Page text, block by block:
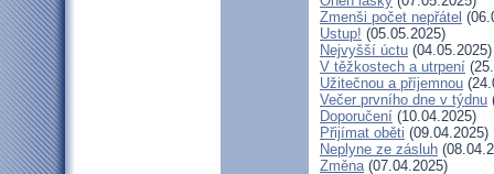
Zmenši počet nepřátel
Ustup! (05.05.2025)
Nejvyšší úctu (04.05.2025)
V těžkostech a utrpení
Užitečnou a příjemnou
Večer prvního dne v týdnu
Doporučení (10.04.2025)
Přijímat oběti (09.04.2025)
Neplyne ze zásluh
Změna(07.04.2025)